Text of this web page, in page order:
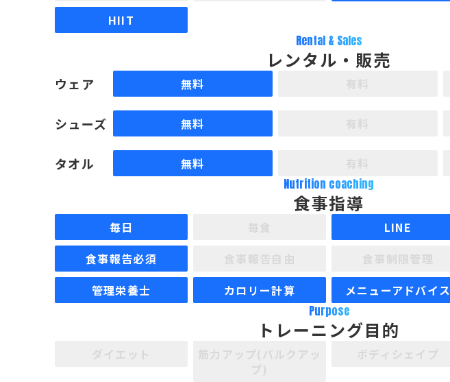
HIIT
Rental & Sales
レンタル・販売
ウェア 無料
シューズ 無料
タオル 無料
Nutrition coaching
食事指導
毎日 LINE
食事報告必須
管理栄養士
カロリー計算 メニューアドバイス
Purpose
トレーニング目的